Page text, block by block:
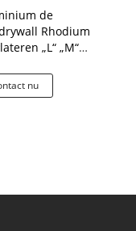
de
Rhodium
„L“ „M“
nu